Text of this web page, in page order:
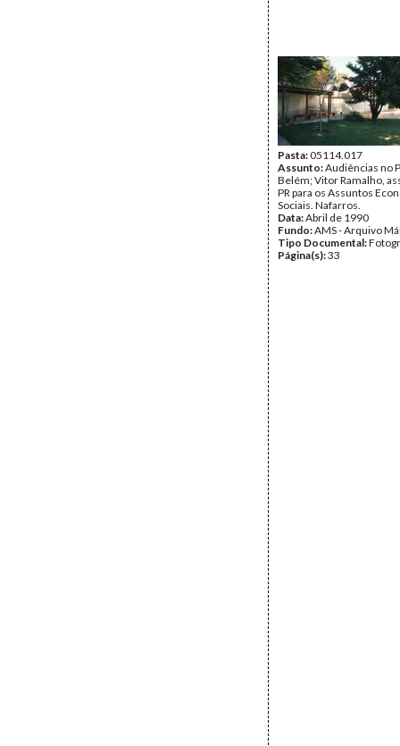
Pasta:05114.017
Assunto:Audiências no
Belém; Vitor Ramalho,
PR para os Assuntos
Sociais. Nafarros.
Data:Abril de 1990
Fundo:AMS - Arquivo
Tipo Documental:
Página(s):33